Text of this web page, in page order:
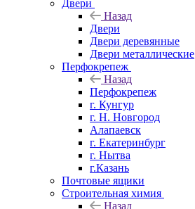
Двери
Назад
Двери
Двери деревянные
Двери металлические
Перфокрепеж
Назад
Перфокрепеж
г. Кунгур
г. Н. Новгород
Алапаевск
г. Екатеринбург
г. Нытва
г.Казань
Почтовые ящики
Строительная химия
Назад